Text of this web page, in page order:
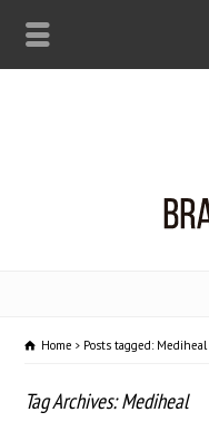
Home Posts tagged: Mediheal
Tag Archives: Mediheal